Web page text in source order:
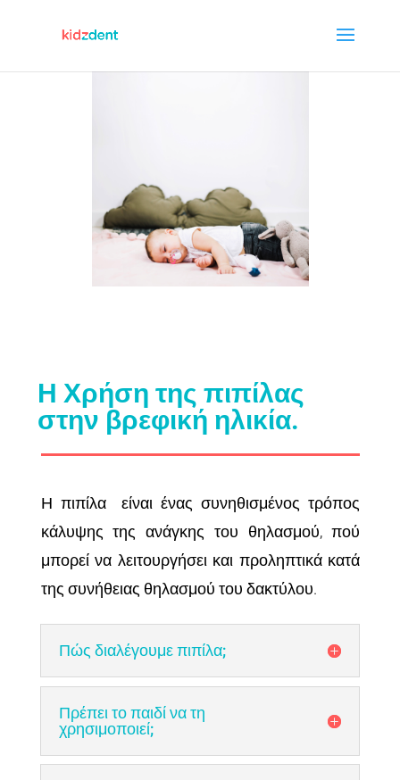
Η Χρήση της πιπίλας
στην βρεφική ηλικία.
Η πιπίλα είναι ένας συνηθισμένος τρόπος
κάλυψης της ανάγκης του θηλασμού, πού
μπορεί να λειτουργήσει και προληπτικά κατά
της συνήθειας θηλασμού του δακτύλου.
Πώς διαλέγουμε πιπίλα;
Πρέπει το παιδί να τη
χρησιμοποιεί;